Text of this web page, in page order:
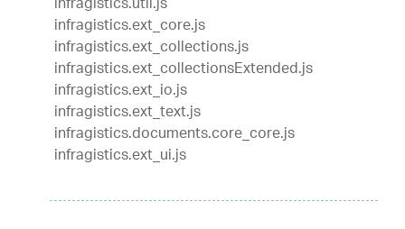
infragistics.ext_core.js
infragistics.ext_collections.js
infragistics.ext_collectionsExtended.js
infragistics.ext_io.js
infragistics.ext_text.js
infragistics.documents.core_core.js
infragistics.ext_ui.js